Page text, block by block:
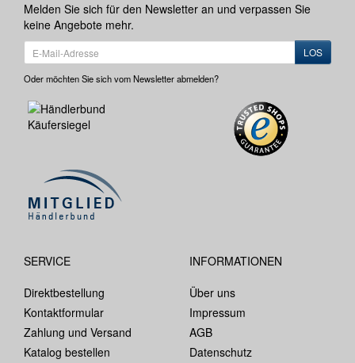
Melden Sie sich für den Newsletter an und verpassen Sie
keine Angebote mehr.
LOS
Oder möchten Sie sich vom Newsletter abmelden?
SERVICE
Direktbestellung
Kontaktformular
Zahlung und Versand
Katalog bestellen
INFORMATIONEN
Über uns
Impressum
AGB
Datenschutz